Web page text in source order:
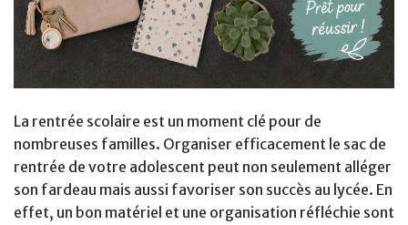
La rentrée scolaire est un moment clé pour de
nombreuses familles. Organiser efficacement le sac de
rentrée de votre adolescent peut non seulement alléger
son fardeau mais aussi favoriser son succès au lycée. En
effet, un bon matériel et une organisation réfléchie sont